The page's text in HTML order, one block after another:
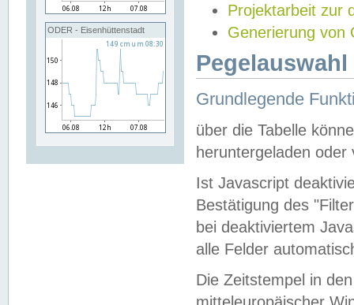
ODER - Eisenhüttenstadt
Projektarbeit zur
Generierung von
Grundlegende
über die Tabelle
heruntergeladen oder
Ist Javascript
Bestätigung des
bei deaktiviertem
alle Felder
Die Zeitstempel in